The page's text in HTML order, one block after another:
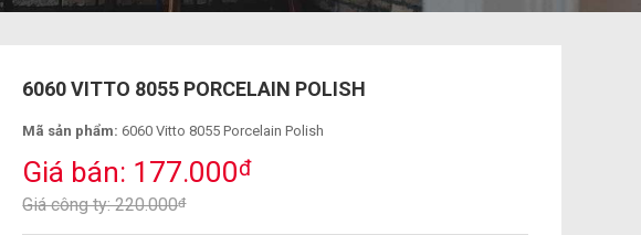
6060 VITTO 8055 PORCELAIN POLISH
Mã sản phẩm: 6060 Vitto 8055 Porcelain Polish
Giá bán: 177.000đ
Giá công ty: 220.000đ